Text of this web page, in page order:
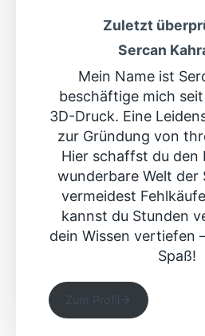
Zuletzt
Sercan
Mein Name ist
beschäftige mich
3D-Druck. Eine
zur Gründung von
Hier schaffst du den
wunderbare Welt der
vermeidest
kannst du Stunden
dein Wissen vertiefen
Spaß!
Zum Profil